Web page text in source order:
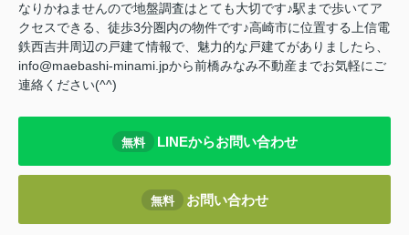
なりかねませんので地盤調査はとても大切です♪駅まで歩いてア
クセスできる、徒歩3分圏内の物件です♪高崎市に位置する上信電
鉄西吉井周辺の戸建て情報で、魅力的な戸建てがありましたら、
info@maebashi-minami.jpから前橋みなみ不動産までお気軽にご
連絡ください(^^)
無料 LINEからお問い合わせ
無料 お問い合わせ